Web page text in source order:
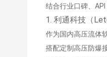
结合行业口碑、
1. 利通科技（
作为国内高压流体
搭配定制高压防爆